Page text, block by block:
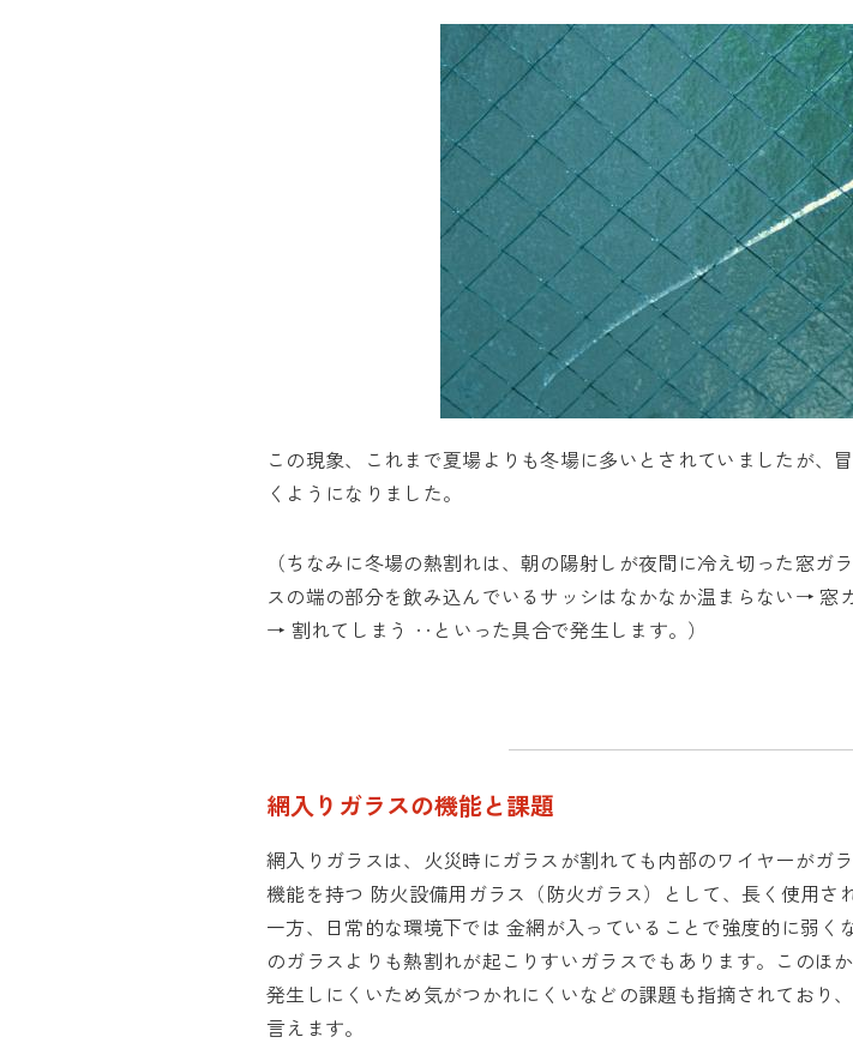
この現象、これまで夏場よりも冬場に多いとされていましたが
くようになりました。
（ちなみに冬場の熱割れは、朝の陽射しが夜間に冷え切った窓
スの端の部分を飲み込んでいるサッシはなかなか温まらない→
→ 割れてしまう ‥といった具合で発生します。）
網入りガラスの機能と課題
網入りガラスは、火災時にガラスが割れても内部のワイヤーがガ
機能を持つ 防火設備用ガラス（防火ガラス）として、長く使用さ
一方、日常的な環境下では 金網が入っていることで強度的に弱
のガラスよりも熱割れが起こりすいガラスでもあります。このほ
発生しにくいため気がつかれにくいなどの課題も指摘されており
言えます。